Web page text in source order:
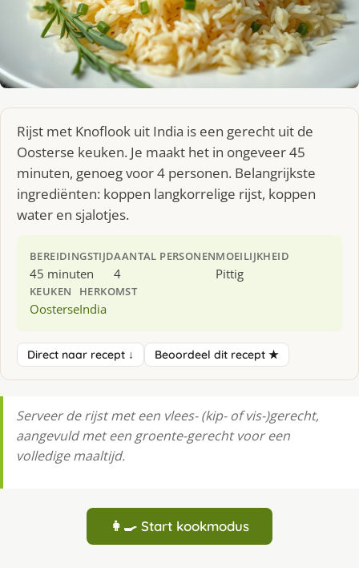
Rijst met Knoflook uit India is een gerecht uit de
Oosterse keuken. Je maakt het in ongeveer 45
minuten, genoeg voor 4 personen. Belangrijkste
ingrediënten: koppen langkorrelige rijst, koppen
water en sjalotjes.
BEREIDINGSTIJD
45 minuten
AANTAL PERSONEN
4
MOEILIJKHEID
Pittig
KEUKEN
Oosterse
HERKOMST
India
Direct naar recept ↓ Beoordeel dit recept ★
Serveer de rijst met een vlees- (kip- of vis-)gerecht,
aangevuld met een groente-gerecht voor een
volledige maaltijd.
👩‍🍳 Start kookmodus